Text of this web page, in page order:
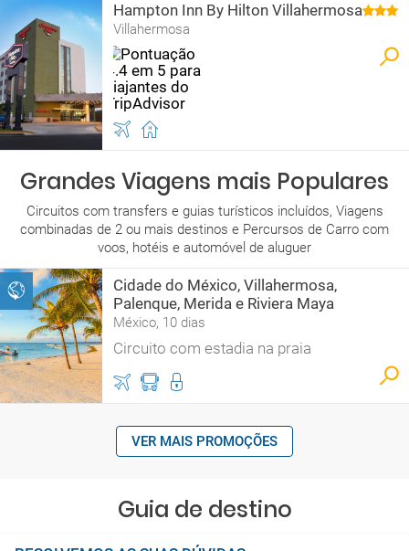
Hampton Inn By Hilton Villahermosa
Villahermosa
Grandes Viagens mais Populares
Circuitos com transfers e guias turísticos incluídos, Viagens
combinadas de 2 ou mais destinos e Percursos de Carro com
voos, hotéis e automóvel de aluguer
Cidade do México, Villahermosa,
Palenque, Merida e Riviera Maya
México, 10 dias
Circuito com estadia na praia
VER MAIS PROMOÇÕES
Guia de destino